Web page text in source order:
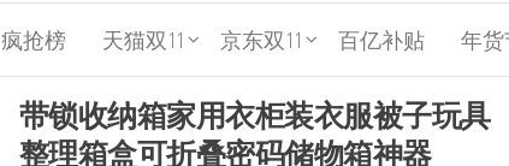
疯抢榜 天猫双11 京东双11 百亿补贴 年货
带锁收纳箱家用衣柜装衣服被子玩具
整理箱盒可折叠密码储物箱神器